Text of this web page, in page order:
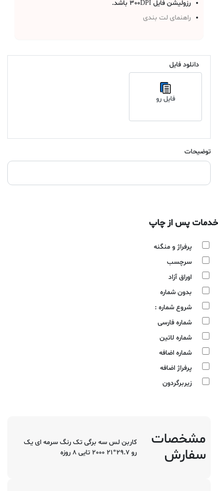
رزولیشن فایل 300DPI باشد.
راهنمای لت بندی
دانلود فایل
فایل رو
توضیحات
خدمات پس از چاپ
پرفراژ و منگنه
سرچسب
اوراق آزاد
بدون شماره
شروع شماره :
شماره فارسی
شماره لاتین
شماره اضافه
پرفراژ اضافه
زیربرگردون
مشخصات
سفارش
کاربن لس سه برگی تک رنگ سرمه ای یک
رو 29.7*21 2000 تایی 8 روزه